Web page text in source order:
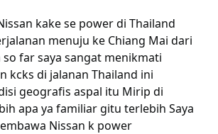
kake se power di Thailand
menuju ke Chiang Mai dari
far saya sangat menikmati
kcks di jalanan Thailand ini
geografis aspal itu Mirip di
apa ya familiar gitu terlebih Saya
Nissan k power